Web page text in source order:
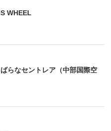
WHEEL
らなセントレア（中部国際空